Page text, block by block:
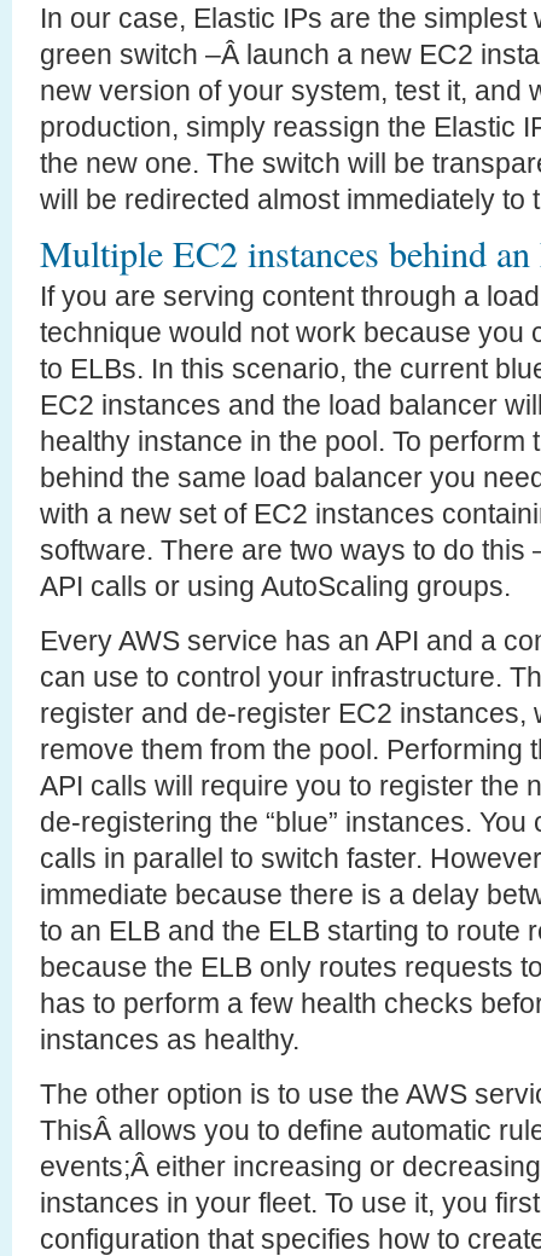
In our case, Elastic IPs are the simplest
green switch –Â launch a new EC2
new version of your system, test it, and
production, simply reassign the Elastic
the new one. The switch will be
will be redirected almost immediately to
Multiple EC2 instances behind
If you are serving content through a
technique would not work because you
to ELBs. In this scenario, the current
EC2 instances and the load balancer
healthy instance in the pool. To perform
behind the same load balancer you
with a new set of EC2 instances
software. There are two ways to do this
API calls or using AutoScaling groups.
Every AWS service has an API and a
can use to control your infrastructure.
register and de-register EC2 instances,
remove them from the pool. Performing
API calls will require you to register the
de-registering the “blue” instances.
calls in parallel to switch faster.
immediate because there is a delay
to an ELB and the ELB starting to route
because the ELB only routes requests
has to perform a few health checks
instances as healthy.
The other option is to use the AWS
ThisÂ allows you to define automatic
events;Â either increasing or
instances in your fleet. To use it, you
configuration that specifies how to